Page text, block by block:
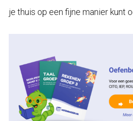
je thuis op een fijne manier kunt